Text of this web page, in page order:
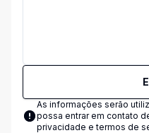
As informações serão
possa entrar em contato
privacidade e termos de